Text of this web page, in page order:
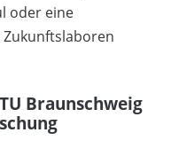
oder eine
Zukunftslaboren
Braunschweig